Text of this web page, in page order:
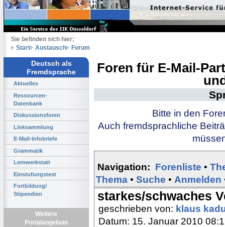
Sie befinden sich hier:
Start
Austausch Forum
Deutsch als
Fremdsprache
Aktuelles
Ressourcen-
Datenbank
Diskussionsforen
Linksammlung
E-Mail-Infobriefe
Grammatik
Lernwerkstatt
Einstufungstest
Fortbildung/
Stipendien
Weitere
Portalangebote
Foren für E-Mail-
Bitte in den
Auch fremdsprachliche
Navigation: Forenliste •
Thema • Suche • Anmelden
starkes/schwaches
geschrieben von: klaus
Datum: 15. Januar 2010